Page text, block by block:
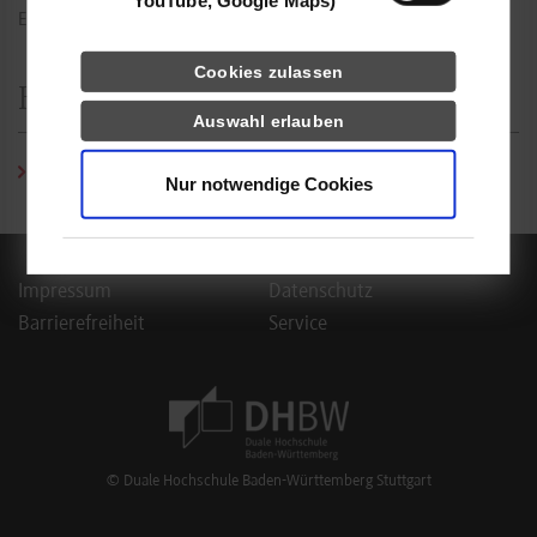
Cookies zulassen
Auswahl erlauben
Nur notwendige Cookies
Erreichbarkeit: Montag bis Donnerstag von 9:00 bis 12:30 Uhr
Hier finden Sie uns
Footer Meta Navigation
Impressum
Datenschutz
Barrierefreiheit
Service
© Duale Hochschule Baden-Württemberg Stuttgart